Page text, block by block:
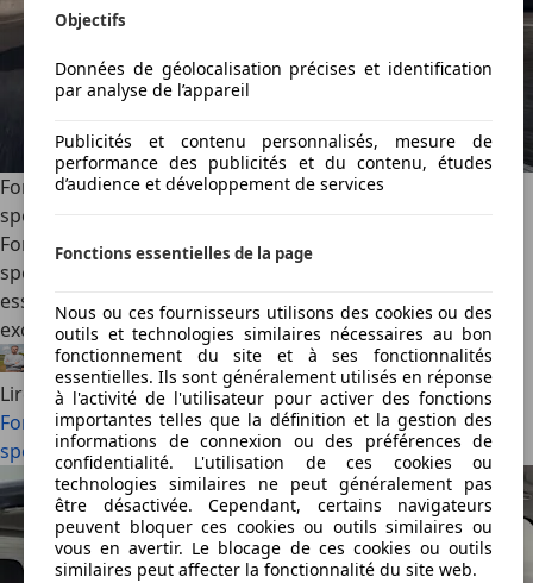
Objectifs
Données de géolocalisation précises et identification
par analyse de l’appareil
Publicités et contenu personnalisés, mesure de
performance des publicités et du contenu, études
d’audience et développement de services
Fonctions essentielles de la page
Nous ou ces fournisseurs utilisons des cookies ou des
outils et technologies similaires nécessaires au bon
fonctionnement du site et à ses fonctionnalités
essentielles. Ils sont généralement utilisés en réponse
à l'activité de l'utilisateur pour activer des fonctions
importantes telles que la définition et la gestion des
informations de connexion ou des préférences de
confidentialité. L'utilisation de ces cookies ou
technologies similaires ne peut généralement pas
être désactivée. Cependant, certains navigateurs
peuvent bloquer ces cookies ou outils similaires ou
vous en avertir. Le blocage de ces cookies ou outils
similaires peut affecter la fonctionnalité du site web.
Ford soigne sa Puma avec deux nouvelles éditions
spéciales (2026)
Ford enrichit la gamme du Puma avec deux séries
spéciales. La ST Edition mise sur le dynamisme du modèle
essence, tandis que la Black Edition offre une touche plus
exclusive à l’électrique Gen-E.
Félix Bouland·06/08/2026 2 min lu
Lire la suite
Ford soigne sa Puma avec deux nouvelles éditions
spéciales (2026)